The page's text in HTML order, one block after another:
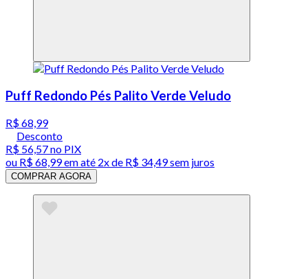
Puff Redondo Pés Palito Verde Veludo
R$ 68,99
Desconto
R$ 56,57no PIX
ou R$ 68,99em até 2x de R$ 34,49 sem juros
COMPRAR AGORA